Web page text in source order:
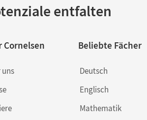
entfalten
Cornelsen
uns
Beliebte Fächer
Deutsch
Englisch
Mathematik